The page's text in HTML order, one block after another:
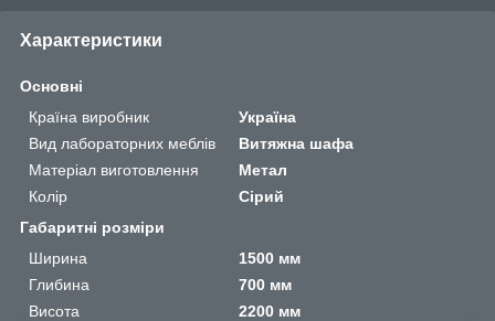
Характеристики
Основні
Країна виробник
Україна
Вид лабораторних меблів
Витяжна шафа
Матеріал виготовлення
Метал
Колір
Сірий
Габаритні розміри
Ширина
1500 мм
Глибина
700 мм
Висота
2200 мм